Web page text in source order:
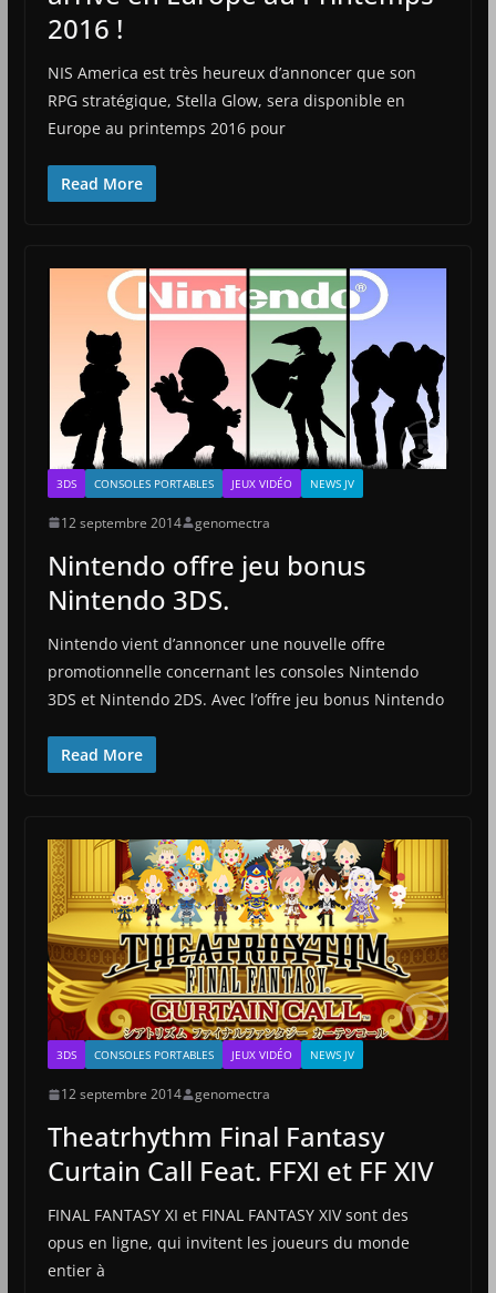
2016 !
NIS America est très heureux d’annoncer que son
RPG stratégique, Stella Glow, sera disponible en
Europe au printemps 2016 pour
Read More
3DS CONSOLES PORTABLES JEUX VIDÉO NEWS JV
12 septembre 2014 genomectra
Nintendo offre jeu bonus
Nintendo 3DS.
Nintendo vient d’annoncer une nouvelle offre
promotionnelle concernant les consoles Nintendo
3DS et Nintendo 2DS. Avec l’offre jeu bonus Nintendo
Read More
3DS CONSOLES PORTABLES JEUX VIDÉO NEWS JV
12 septembre 2014 genomectra
Theatrhythm Final Fantasy
Curtain Call Feat. FFXI et FF XIV
FINAL FANTASY XI et FINAL FANTASY XIV sont des
opus en ligne, qui invitent les joueurs du monde
entier à